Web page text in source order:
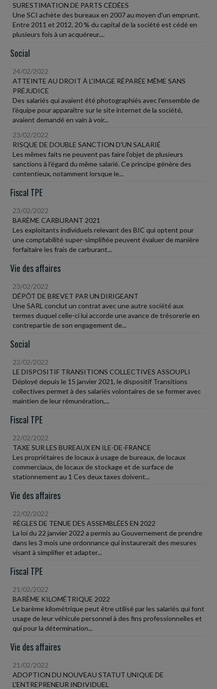
SURESTIMATION DE PARTS CÉDÉES
Une SCI achète des bureaux en 2007 au moyen d'un emprunt.
Entre 2011 et 2012, 20 % du capital de la société est cédé en
plusieurs fois à un acquéreur....
Social
24/02/2022
ATTEINTE AU DROIT À L'IMAGE RÉPARÉE MÊME SANS
PRÉJUDICE
Des salariés qui avaient été photographiés avec l'ensemble de
l'équipe pour apparaître sur le site internet de la société,
avaient demandé en vain à voir...
23/02/2022
RISQUE DE DOUBLE SANCTION D'UN SALARIÉ
Les mêmes faits ne peuvent pas faire l'objet de plusieurs
sanctions à l'égard du même salarié. Ce principe génère des
contentieux, notamment lorsque le...
Fiscal TPE
23/02/2022
BARÈME CARBURANT 2021
Les exploitants individuels relevant des BIC qui optent pour
une comptabilité super-simplifiée peuvent évaluer de manière
forfaitaire les frais de carburant...
Vie des affaires
23/02/2022
DÉPÔT DE BREVET PAR UN DIRIGEANT
Une SARL conclut un contrat avec une autre société aux
termes duquel celle-ci lui accorde une avance de trésorerie en
contrepartie de son engagement de...
Social
22/02/2022
LE DISPOSITIF TRANSITIONS COLLECTIVES ASSOUPLI
Déployé depuis le 15 janvier 2021, le dispositif Transitions
collectives permet à des salariés volontaires de se former avec
maintien de leur rémunération,...
Fiscal TPE
22/02/2022
TAXE SUR LES BUREAUX EN ILE-DE-FRANCE
Les propriétaires de locaux à usage de bureaux, de locaux
commerciaux, de locaux de stockage et de surface de
stationnement au 1 Ces deux taxes doivent...
Vie des affaires
22/02/2022
RÈGLES DE TENUE DES ASSEMBLÉES EN 2022
La loi du 22 janvier 2022 a permis au Gouvernement de prendre
dans les 3 mois une ordonnance qui instaurerait des mesures
visant à simplifier et adapter...
Fiscal TPE
21/02/2022
BARÈME KILOMÉTRIQUE 2022
Le barème kilométrique peut être utilisé par les salariés qui font
usage de leur véhicule personnel à des fins professionnelles et
qui pour la détermination...
Vie des affaires
21/02/2022
ADOPTION DU NOUVEAU STATUT UNIQUE DE
L'ENTREPRENEUR INDIVIDUEL